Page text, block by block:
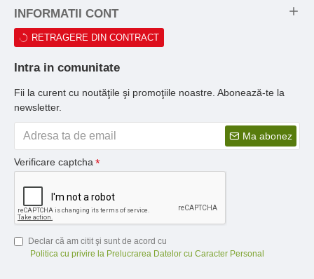
INFORMATII CONT
RETRAGERE DIN CONTRACT
Intra in comunitate
Fii la curent cu noutăţile şi promoţiile noastre. Abonează-te la
newsletter.
Ma abonez
Verificare captcha
Declar că am citit şi sunt de acord cu
Politica cu privire la Prelucrarea Datelor cu Caracter Personal